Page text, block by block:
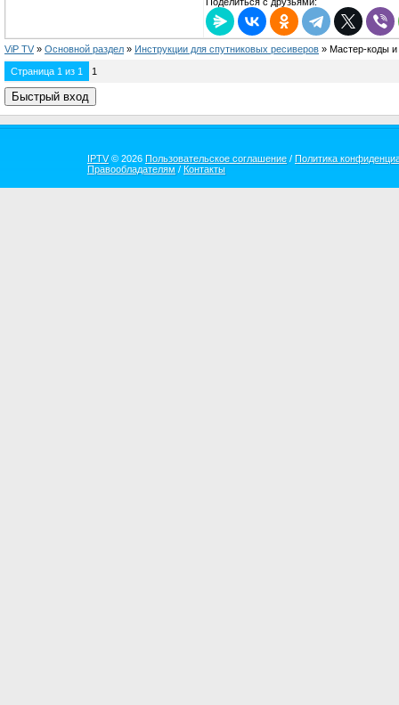
ViP TV » Oсновной раздел » Инструкции для спутниковых ресиверов » Мастер-коды
Страница 1 из 1 1
IPTV© 2026 Пользовательское соглашение / Политика
Правообладателям / Контакты